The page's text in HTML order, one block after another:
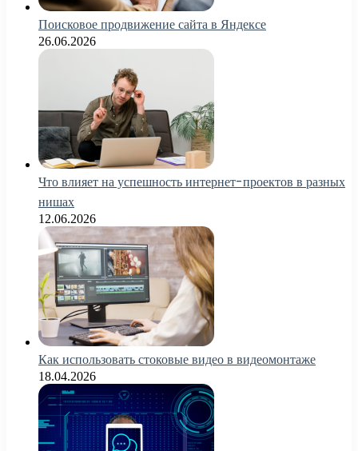
Поисковое продвижение сайта в Яндексе
26.06.2026
Что влияет на успешность интернет-проектов в разных
нишах
12.06.2026
Как использовать стоковые видео в видеомонтаже
18.04.2026